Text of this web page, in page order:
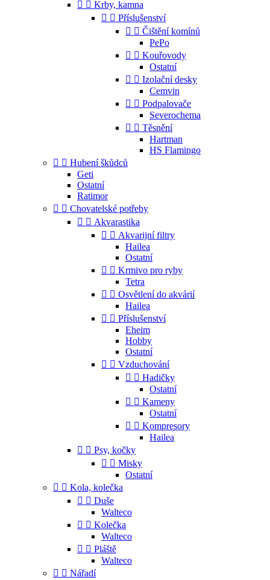
  Krby, kamna
  Příslušenství
  Čištění komínů
PePo
  Kouřovody
Ostatní
  Izolační desky
Cemvin
  Podpalovače
Severochema
  Těsnění
Hartman
HS Flamingo
  Hubení škůdců
Geti
Ostatní
Ratimor
  Chovatelské potřeby
  Akvarastika
  Akvarijní filtry
Hailea
Ostatní
  Krmivo pro ryby
Tetra
  Osvětlení do akvárií
Hailea
  Příslušenství
Eheim
Hobby
Ostatní
  Vzduchování
  Hadičky
Ostatní
  Kameny
Ostatní
  Kompresory
Hailea
  Psy, kočky
  Misky
Ostatní
  Kola, kolečka
  Duše
Walteco
  Kolečka
Walteco
  Pláště
Walteco
  Nářadí